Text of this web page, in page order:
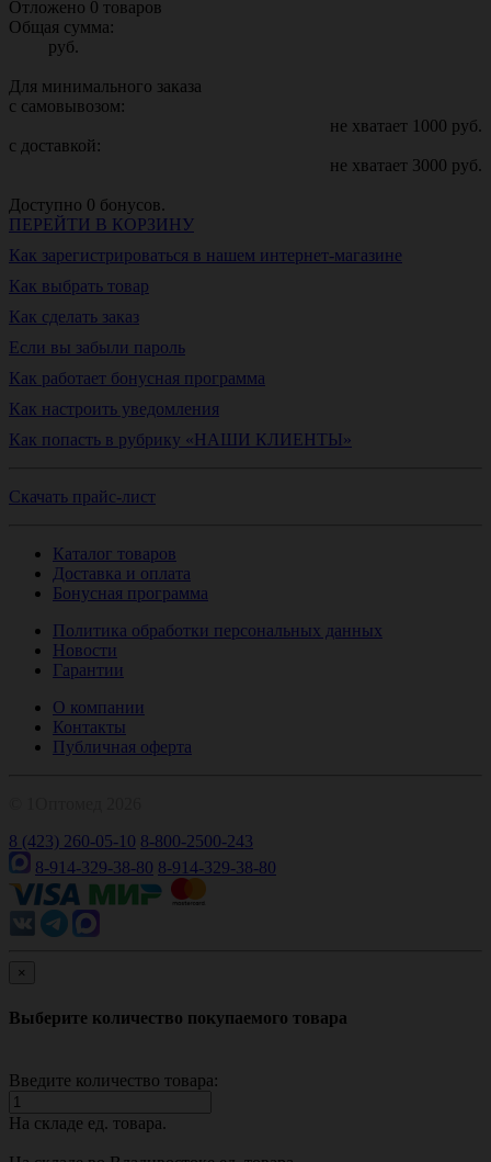
Отложено 0 товаров
Общая сумма:
руб.
Для минимального заказа
с самовывозом:
не хватает 1000 руб.
с доставкой:
не хватает 3000 руб.
Доступно 0 бонусов.
ПЕРЕЙТИ В КОРЗИНУ
Как зарегистрироваться в нашем интернет-магазине
Как выбрать товар
Как сделать заказ
Если вы забыли пароль
Как работает бонусная программа
Как настроить уведомления
Как попасть в рубрику «НАШИ КЛИЕНТЫ»
Скачать прайс-лист
Каталог товаров
Доставка и оплата
Бонусная программа
Политика обработки персональных данных
Новости
Гарантии
О компании
Контакты
Публичная оферта
8 (423) 260-05-10 8-800-2500-243
8-914-329-38-80 8-914-329-38-80
×
Выберите количество покупаемого товара
Введите количество товара:
На складе ед. товара.